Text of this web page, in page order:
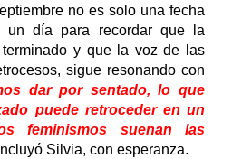
no es solo una fecha
un día para recordar que la
terminado y que la voz de las
sigue resonando con
dar por sentado, lo que
puede retroceder en un
feminismos suenan las
Silvia, con esperanza.